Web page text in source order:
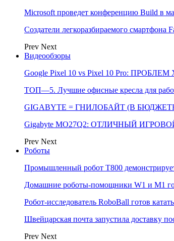
Microsoft проведет конференцию Build в
Создатели легкоразбираемого
Prev Next
Видеообзоры
Google Pixel 10 vs Pixel 10 Pro:
ТОП—5. Лучшие офисные кресла для
GIGABYTE = ГНИЛОБАЙТ (В
Gigabyte MO27Q2: ОТЛИЧНЫЙ
Prev Next
Роботы
Промышленный робот Т800
Домашние роботы-помощники W1 и M1
Робот-исследователь RoboBall готов
Швейцарская почта запустила доставку
Prev Next